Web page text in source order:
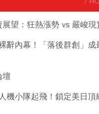
/
望：狂熱漲勢 vs 嚴峻現
辭內幕！「落後群創」成
壇
機小隊起飛！鎖定美日頂